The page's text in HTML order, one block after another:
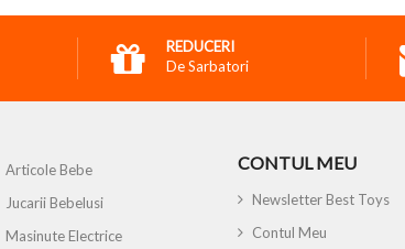
REDUCERI
De Sarbatori
Articole Bebe
Jucarii Bebelusi
Masinute Electrice
CONTUL MEU
Newsletter Best Toys
Contul Meu